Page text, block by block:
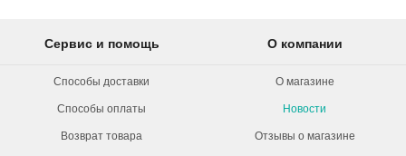
Сервис и помощь
Способы доставки
Способы оплаты
Возврат товара
О компании
О магазине
Новости
Отзывы о магазине